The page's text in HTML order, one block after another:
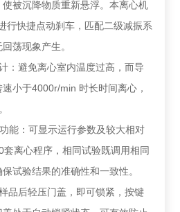
被沉降物质重新悬浮。本离心机
行快捷点动刹车，匹配二级减振系
荡现象产生。
避免离心室内温度过高，而导
小于4000r/min 时长时间离心，
：可显示运行参数及较大相对
离心程序，相同试验既调用相同
试验结果的准确性和一致性。
后轻压门盖，即可锁紧，按键